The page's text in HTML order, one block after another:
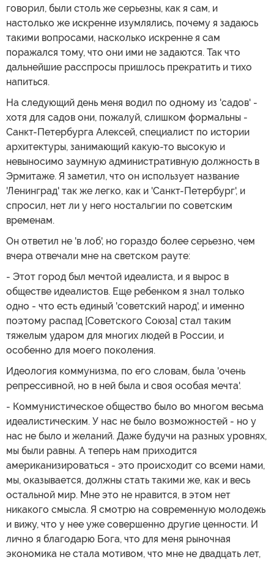
говорил, были столь же серьезны, как я сам, и
настолько же искренне изумлялись, почему я задаюсь
такими вопросами, насколько искренне я сам
поражался тому, что они ими не задаются. Так что
дальнейшие расспросы пришлось прекратить и тихо
напиться.
На следующий день меня водил по одному из 'садов' -
хотя для садов они, пожалуй, слишком формальны -
Санкт-Петербурга Алексей, специалист по истории
архитектуры, занимающий какую-то высокую и
невыносимо заумную административную должность в
Эрмитаже. Я заметил, что он использует название
'Ленинград' так же легко, как и 'Санкт-Петербург', и
спросил, нет ли у него ностальгии по советским
временам.
Он ответил не 'в лоб', но гораздо более серьезно, чем
вчера отвечали мне на светском рауте:
- Этот город был мечтой идеалиста, и я вырос в
обществе идеалистов. Еще ребенком я знал только
одно - что есть единый 'советский народ', и именно
поэтому распад [Советского Союза] стал таким
тяжелым ударом для многих людей в России, и
особенно для моего поколения.
Идеология коммунизма, по его словам, была 'очень
репрессивной, но в ней была и своя особая мечта'.
- Коммунистическое общество было во многом весьма
идеалистическим. У нас не было возможностей - но у
нас не было и желаний. Даже будучи на разных уровнях,
мы были равны. А теперь нам приходится
американизироваться - это происходит со всеми нами,
мы, оказывается, должны стать такими же, как и весь
остальной мир. Мне это не нравится, в этом нет
никакого смысла. Я смотрю на современную молодежь
и вижу, что у нее уже совершенно другие ценности. И
лично я благодарю Бога, что для меня рыночная
экономика не стала мотивом, что мне не двадцать лет,